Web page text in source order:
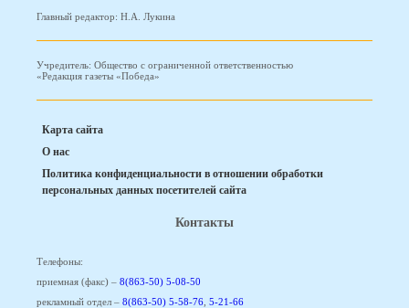
Главный редактор: Н.А. Лукина
Учредитель: Общество с ограниченной ответственностью
«Редакция газеты «Победа»
Карта сайта
О нас
Политика конфиденциальности в отношении обработки
персональных данных посетителей сайта
Контакты
Телефоны:
приемная (факс) – 8(863-50) 5-08-50
рекламный отдел – 8(863-50) 5-58-76 5-21-66